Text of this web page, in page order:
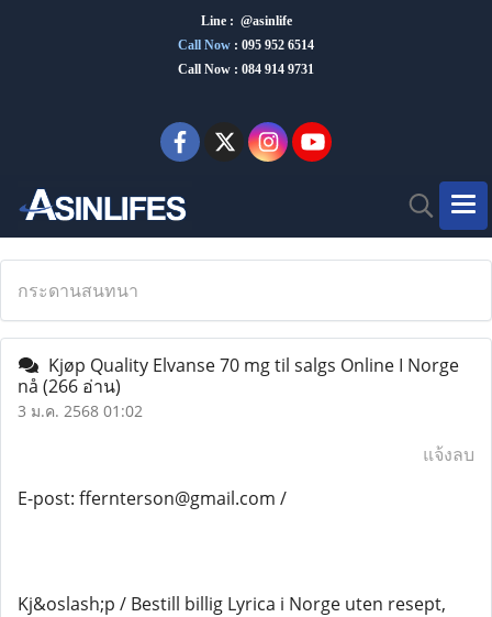
Line : @asinlife
Call Now : 095 952 6514
Call Now : 084 914 9731
กระดานสนทนา
Kjøp Quality Elvanse 70 mg til salgs Online I Norge
nå (266 อ่าน)
3 ม.ค. 2568 01:02
แจ้งลบ
E-post: ffernterson@gmail.com /
Kj&oslash;p / Bestill billig Lyrica i Norge uten resept,